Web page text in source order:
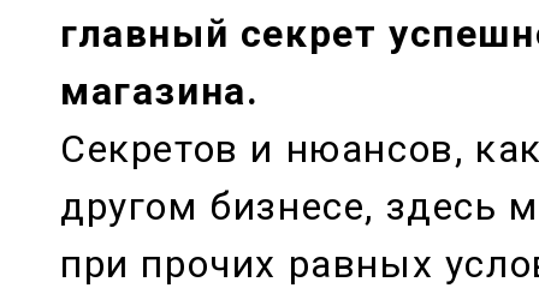
главный секрет
магазина.
Секретов и нюансов,
другом бизнесе, здесь
при прочих равных